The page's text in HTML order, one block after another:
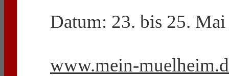
Datum: 23. bis 25.
www.mein-